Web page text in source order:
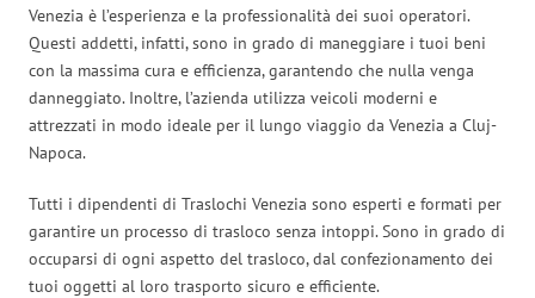
Venezia è l’esperienza e la professionalità dei suoi operatori.
Questi addetti, infatti, sono in grado di maneggiare i tuoi beni
con la massima cura e efficienza, garantendo che nulla venga
danneggiato. Inoltre, l’azienda utilizza veicoli moderni e
attrezzati in modo ideale per il lungo viaggio da Venezia a Cluj-
Napoca.
Tutti i dipendenti di Traslochi Venezia sono esperti e formati per
garantire un processo di trasloco senza intoppi. Sono in grado di
occuparsi di ogni aspetto del trasloco, dal confezionamento dei
tuoi oggetti al loro trasporto sicuro e efficiente.